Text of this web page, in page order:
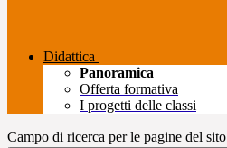
Didattica
Panoramica
Offerta formativa
I progetti delle classi
Campo di ricerca per le pagine del sito